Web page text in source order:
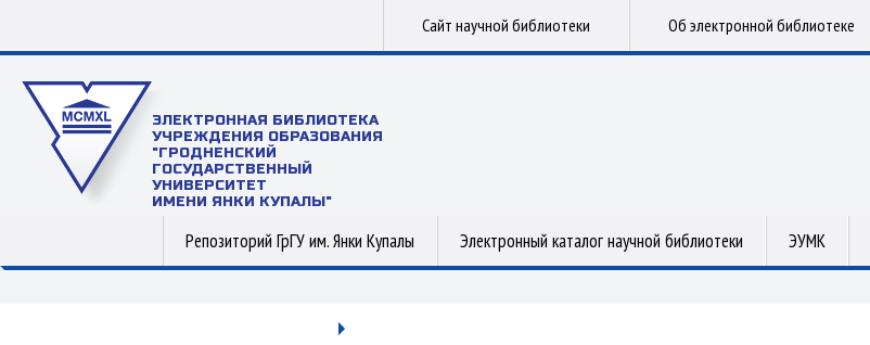
Сайт научной библиотеки Об электронной библиотеке
ЭЛЕКТРОННАЯ БИБЛИОТЕКА
УЧРЕЖДЕНИЯ ОБРАЗОВАНИЯ
"ГРОДНЕНСКИЙ
ГОСУДАРСТВЕННЫЙ
УНИВЕРСИТЕТ
ИМЕНИ ЯНКИ КУПАЛЫ"
Репозиторий ГрГУ им. Янки Купалы Электронный каталог научной библиотеки ЭУМК